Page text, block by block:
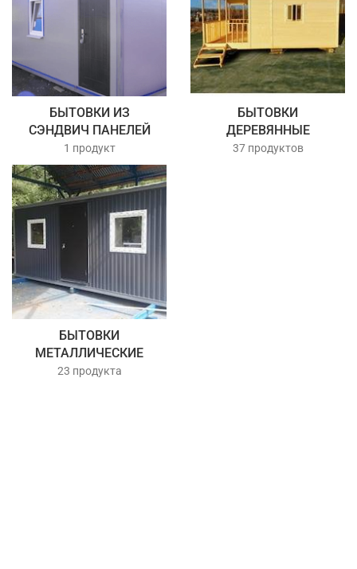
БЫТОВКИ ИЗ
СЭНДВИЧ ПАНЕЛЕЙ
1 продукт
БЫТОВКИ
ДЕРЕВЯННЫЕ
37 продуктов
БЫТОВКИ
МЕТАЛЛИЧЕСКИЕ
23 продукта